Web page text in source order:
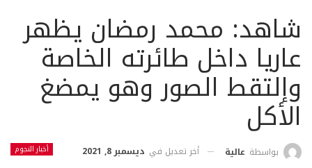
شاهد: محمد رمضان يظهر
عاريا داخل طائرته الخاصة
وإلتقط الصور وهو يمضغ
الأكل
أخبار النجوم بواسطة عالية أخر تعديل في ديسمبر 8, 2021